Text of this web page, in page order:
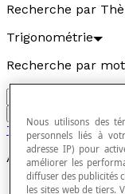
Recherche par
Trigonométrie
Recherche par
Trigonométrie
Azimut
Nous utilisons des
personnels liés à
adresse IP) pour
améliorer les
diffuser des publicités
les sites web de tiers.